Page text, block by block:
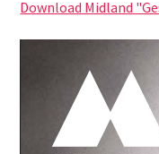
Download Midland